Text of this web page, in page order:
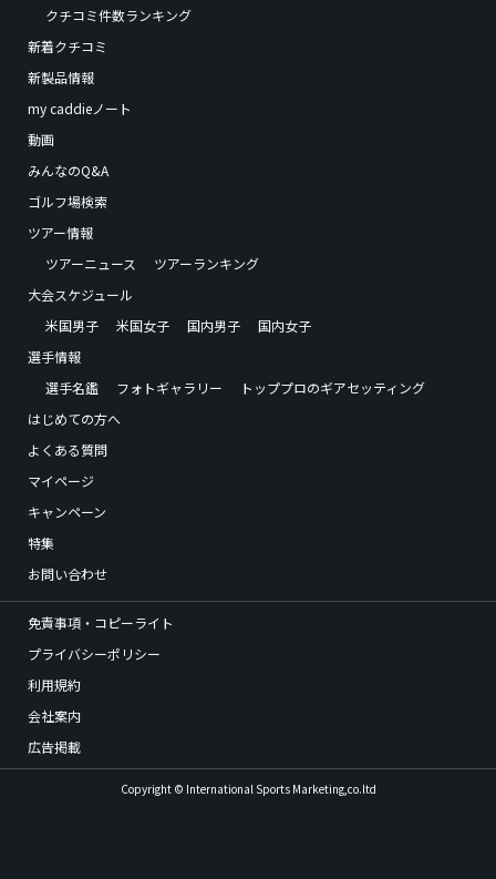
クチコミ件数ランキング
新着クチコミ
新製品情報
my caddieノート
動画
みんなのQ&A
ゴルフ場検索
ツアー情報
ツアーニュース
ツアーランキング
大会スケジュール
米国男子
米国女子 国内男子
国内女子
選手情報
選手名鑑
フォトギャラリー
トッププロのギアセッティング
はじめての方へ
よくある質問
マイページ
キャンペーン
特集
お問い合わせ
免責事項・コピーライト
プライバシーポリシー
利用規約
会社案内
広告掲載
Copyright © International Sports Marketing,co.ltd